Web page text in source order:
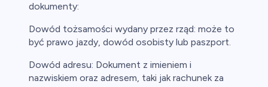
dokumenty:
Dowód tożsamości wydany przez rząd: może to
być prawo jazdy, dowód osobisty lub paszport.
Dowód adresu: Dokument z imieniem i
nazwiskiem oraz adresem, taki jak rachunek za